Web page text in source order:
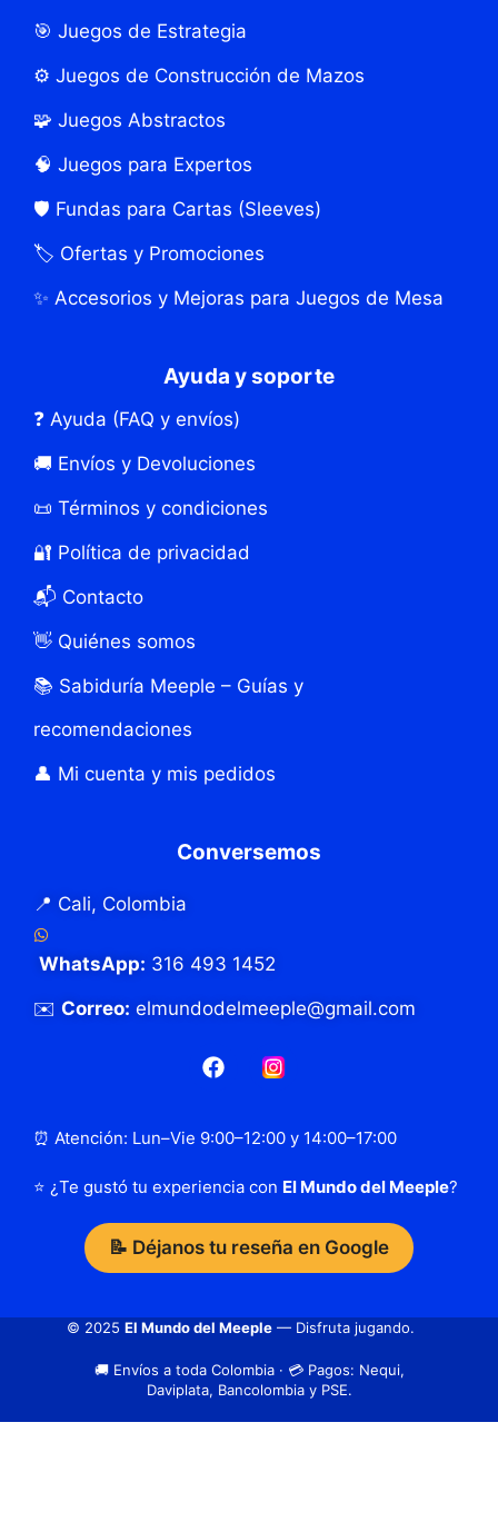
🎯 Juegos de Estrategia
⚙️ Juegos de Construcción de Mazos
🧩 Juegos Abstractos
🧠 Juegos para Expertos
🛡️ Fundas para Cartas (Sleeves)
🏷️ Ofertas y Promociones
✨ Accesorios y Mejoras para Juegos de Mesa
Ayuda y soporte
❓ Ayuda (FAQ y envíos)
🚚 Envíos y Devoluciones
📜 Términos y condiciones
🔐 Política de privacidad
📬 Contacto
👋 Quiénes somos
📚 Sabiduría Meeple – Guías y
recomendaciones
👤 Mi cuenta y mis pedidos
Conversemos
📍 Cali, Colombia
WhatsApp: 316 493 1452
✉️ Correo: elmundodelmeeple@gmail.com
⏰ Atención: Lun–Vie 9:00–12:00 y 14:00–17:00
⭐ ¿Te gustó tu experiencia con El Mundo del Meeple?
📝 Déjanos tu reseña en Google
© 2025 El Mundo del Meeple — Disfruta jugando.
🚚 Envíos a toda Colombia · 💳 Pagos: Nequi,
Daviplata, Bancolombia y PSE.